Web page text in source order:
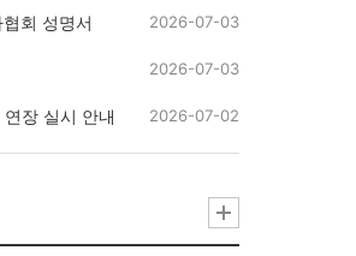
회 성명서 2026-07-03
2026-07-03
장 실시 안내 2026-07-02